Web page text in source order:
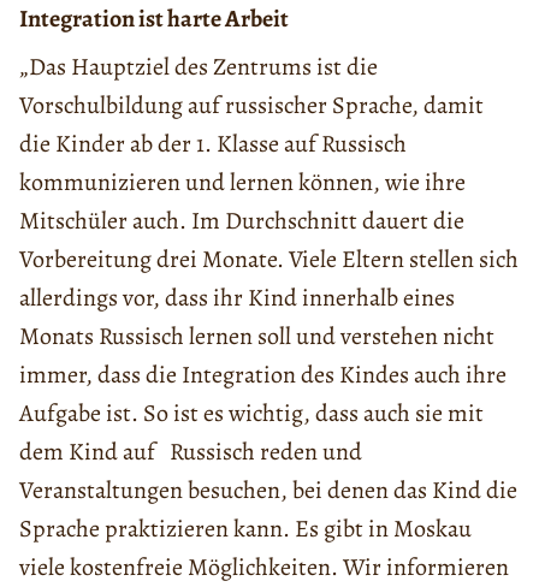
Integration ist harte Arbeit
„Das Hauptziel des Zentrums ist die
Vorschulbildung auf russischer Sprache, damit
die Kinder ab der 1. Klasse auf Russisch
kommunizieren und lernen können, wie ihre
Mitschüler auch. Im Durchschnitt dauert die
Vorbereitung drei Monate. Viele Eltern stellen sich
allerdings vor, dass ihr Kind innerhalb eines
Monats Russisch lernen soll und verstehen nicht
immer, dass die Integration des Kindes auch ihre
Aufgabe ist. So ist es wichtig, dass auch sie mit
dem Kind auf Russisch reden und
Veranstaltungen besuchen, bei denen das Kind die
Sprache praktizieren kann. Es gibt in Moskau
viele kostenfreie Möglichkeiten. Wir informieren